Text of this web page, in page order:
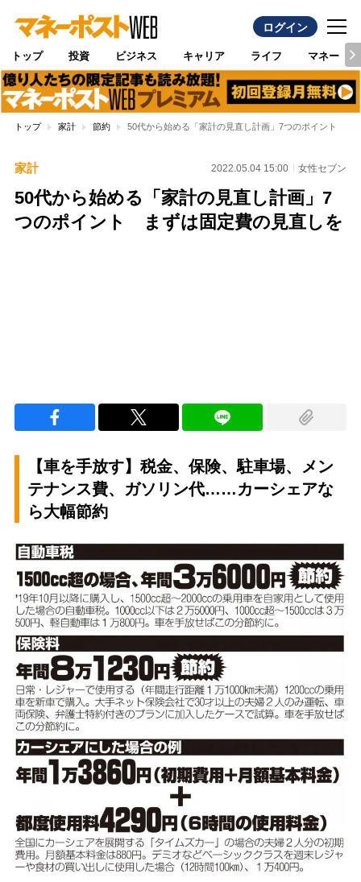
ログイン
トップ 投資 ビジネス キャリア ライフ マネー
トップ 家計 節約 50代から始める「家計の見直し計画」7つのポイント ま
家計 2022.05.04 15:00 女性セブン
50代から始める「家計の見直し計画」7
つのポイント まずは固定費の見直しを
【車を手放す】税金、保険、駐車場、メン
テナンス費、ガソリン代……カーシェアな
ら大幅節約